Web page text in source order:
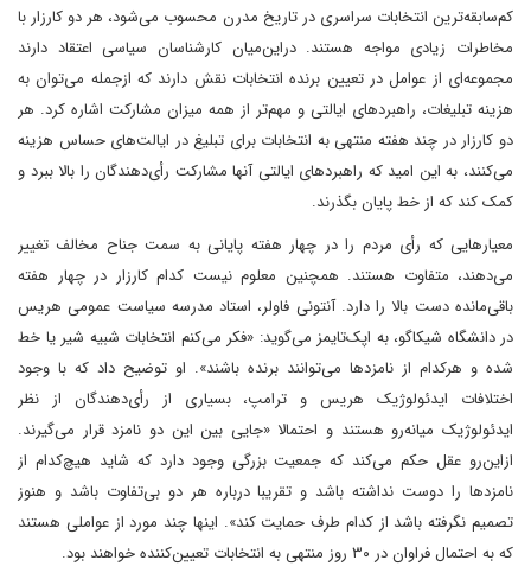
کم‌سابقه‌ترین انتخابات سراسری در تاریخ مدرن محسوب می‌شود، هر دو کارزار با
مخاطرات زیادی مواجه هستند. دراین‌میان کارشناسان سیاسی اعتقاد دارند
مجموعه‌ای از عوامل در تعیین برنده انتخابات نقش دارند که ازجمله می‌توان به
هزینه تبلیغات، راهبردهای ایالتی و مهم‌تر از همه میزان مشارکت اشاره کرد. هر
دو کارزار در چند هفته منتهی به انتخابات برای تبلیغ در ایالت‌های حساس هزینه
می‌کنند، به این امید که راهبردهای ایالتی آنها مشارکت رأی‌دهندگان را بالا ببرد و
کمک کند که از خط پایان بگذرند.
معیارهایی که رأی مردم را در چهار هفته پایانی به سمت جناح مخالف تغییر
می‌دهند، متفاوت هستند. همچنین معلوم نیست کدام کارزار در چهار هفته
باقی‌مانده دست بالا را دارد. آنتونی فاولر، استاد مدرسه سیاست عمومی هریس
در دانشگاه شیکاگو، به اپک‌تایمز می‌گوید: «فکر می‌کنم انتخابات شبیه شیر یا خط
شده و هرکدام از نامزدها می‌توانند برنده باشند». او توضیح داد که با وجود
اختلافات ایدئولوژیک هریس و ترامپ، بسیاری از رأی‌دهندگان از نظر
ایدئولوژیک میانه‌رو هستند و احتمالا «جایی بین این‌ دو نامزد قرار می‌گیرند.
از‌این‌رو عقل حکم می‌کند که جمعیت بزرگی وجود دارد که شاید هیچ‌کدام از
نامزدها را دوست نداشته باشد و تقریبا درباره هر دو بی‌تفاوت باشد و هنوز
تصمیم نگرفته باشد از کدام طرف حمایت کند». اینها چند مورد از عواملی هستند
که به احتمال فراوان در ۳۰ روز منتهی به انتخابات تعیین‌کننده خواهند بود.